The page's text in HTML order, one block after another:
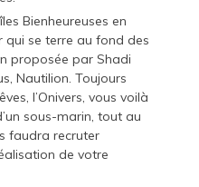
Bienheureuses en
qui se terre au fond des
proposée par Shadi
Nautilion. Toujours
l’Onivers, vous voilà
sous-marin, tout au
faudra recruter
de votre